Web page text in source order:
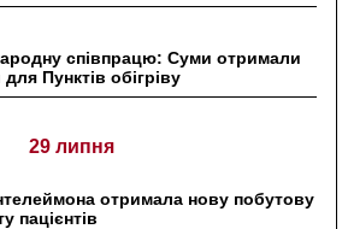
співпрацю: Суми отримали
Пунктів обігріву
29 липня
отримала нову побутову
пацієнтів